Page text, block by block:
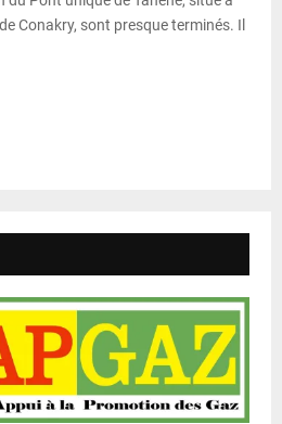
Conakry, sont presque terminés. Il